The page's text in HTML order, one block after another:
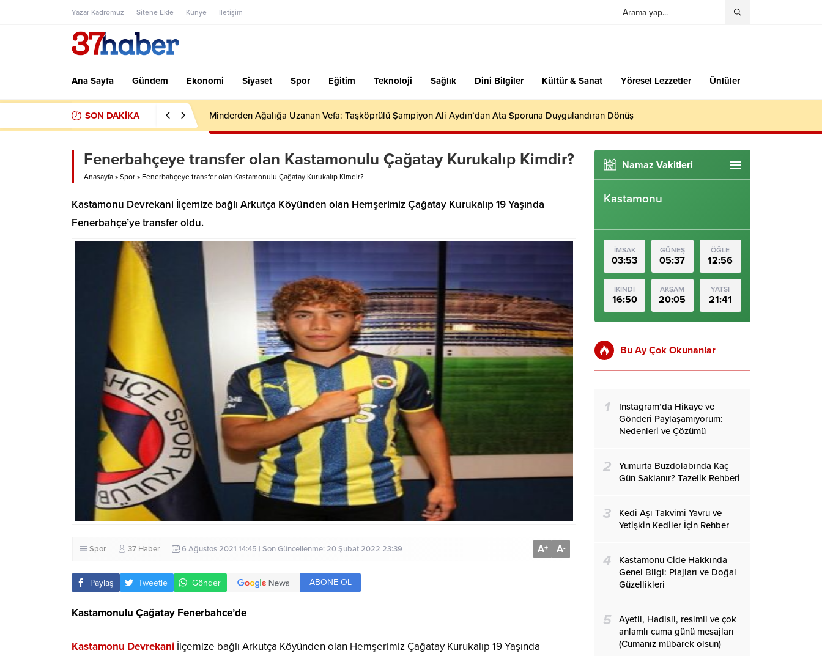
Yazar Kadromuz Sitene Ekle Künye İletişim
Ana Sayfa Gündem Ekonomi Siyaset Spor Eğitim Teknoloji Sağlık Dini Bilgiler Kültür & Sanat Yöresel Lezzetler Ünlüler
SON DAKİKA Minderden Ağalığa Uzanan Vefa: Taşköprülü Şampiyon Ali Aydın’dan Ata Sporuna Duygulandıran Dönüş
Fenerbahçeye transfer olan Kastamonulu Çağatay Kurukalıp Kimdir?
Anasayfa » Spor » Fenerbahçeye transfer olan Kastamonulu Çağatay Kurukalıp Kimdir?
Kastamonu Devrekani İlçemize bağlı Arkutça Köyünden olan Hemşerimiz Çağatay Kurukalıp 19 Yaşında
Fenerbahçe’ye transfer oldu.
Spor 37 Haber 6 Ağustos 2021 14:45 | Son Güncellenme: 20 Şubat 2022 23:39 A+ A-
Paylaş Tweetle Gönder ABONE OL
Kastamonulu Çağatay Fenerbahce’de
Kastamonu Devrekani İlçemize bağlı Arkutça Köyünden olan Hemşerimiz Çağatay Kurukalıp 19 Yaşında
Namaz Vakitleri
Kastamonu
İMSAK
03:53
GÜNEŞ
05:37
ÖĞLE
12:56
İKİNDİ
16:50
AKŞAM
20:05
YATSI
21:41
Bu Ay Çok Okunanlar
1
Instagram’da Hikaye ve
Gönderi Paylaşamıyorum:
Nedenleri ve Çözümü
2
Yumurta Buzdolabında Kaç
Gün Saklanır? Tazelik Rehberi
3
Kedi Aşı Takvimi Yavru ve
Yetişkin Kediler İçin Rehber
4
Kastamonu Cide Hakkında
Genel Bilgi: Plajları ve Doğal
Güzellikleri
5
Ayetli, Hadisli, resimli ve çok
anlamlı cuma günü mesajları
(Cumanız mübarek olsun)